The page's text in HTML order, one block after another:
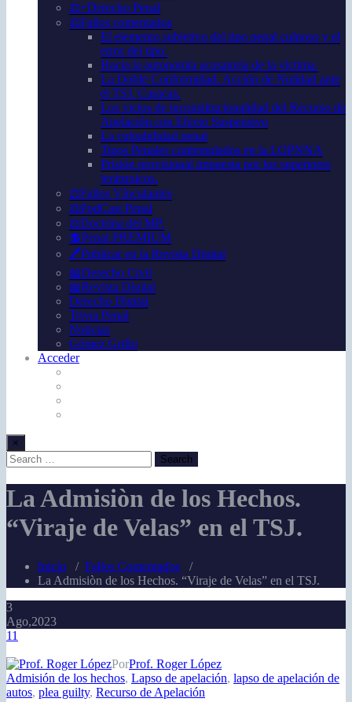
⚖️+Derecho Penal
⚖️Fallos comentados
El elemento subjetivo del tipo penal culposo y el
error del tipo.
Hacia la autonomía acusatoria de la víctima.
La Doble Conformidad. Acción de Nulidad ante
el TSJ. Caracas.
Los vicios de inconstitucionalidad del Recurso de
Apelación con Efecto Suspensivo
La culpabilidad penal
Tipos Penales contemplados en la LOPNNA
Prisión provisional impuesta por los superiores
jerárquicos.
⚖️Fallos Vínculantes
⚖️PodCast Penal
⚖️Doctrina del MP.
💲Penal PREMIUM
🖊️Publicar en la Revista Digital
📖Derecho Civil
📖Revista Digital
Derecho Digital
Trivia Penal
Noticias
Gómez Grillo
Acceder
×
La Admisiòn de los Hechos.
“Viraje de Velas” en el TSJ.
Inicio / Fallos Comentados /
La Admisiòn de los Hechos. “Viraje de Velas” en el TSJ.
3
Ago,2023
11
PorProf. Roger López
Admisión de los hechos, Lapso de apelación, lapso de apelación de
autos, plea guilty, Recurso de Apelación